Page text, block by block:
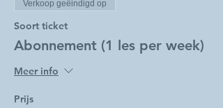
Verkoop geëindigd op
Soort ticket
Abonnement (1 les per week)
Meer info
Prijs